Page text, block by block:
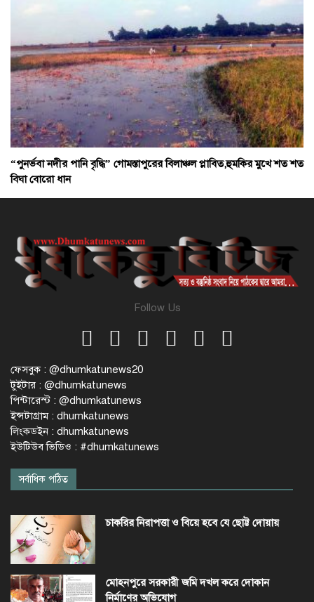
“পুনর্ভবা নদীর পানি বৃদ্ধি” গোমস্তাপুরের বিলাঞ্চল প্লাবিত,হুমকির মুখে শত শত
বিঘা বোরো ধান
Follow Us
ফেসবুক : @dhumkatunews20
টুইটার : @dhumkatunews
পিন্টারেস্ট : @dhumkatunews
ইন্সটাগ্রাম : dhumkatunews
লিংকডইন : dhumkatunews
ইউটিউব ভিডিও : #dhumkatunews
সর্বাধিক পঠিত
চাকরির নিরাপত্তা ও বিয়ে হবে যে ছোট্ট দোয়ায়
মোহনপুরে সরকারী জমি দখল করে দোকান
নির্মাণের অভিযোগ